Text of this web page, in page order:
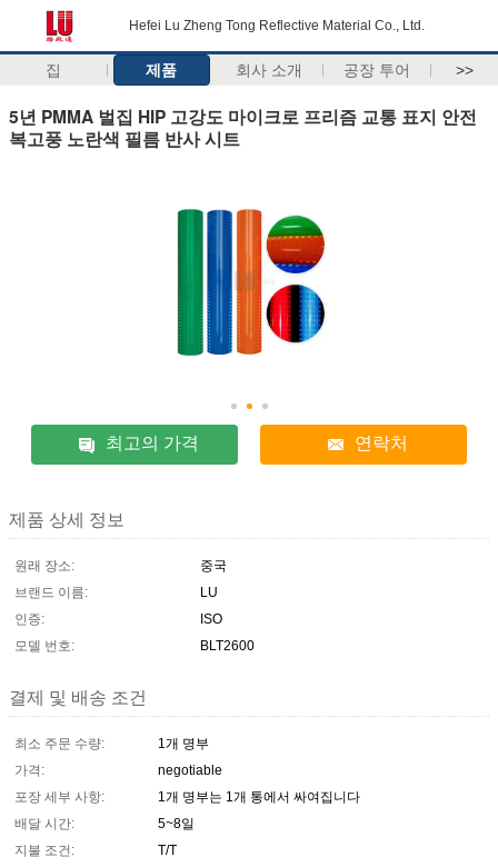
Hefei Lu Zheng Tong Reflective Material Co., Ltd.
집 제품 회사 소개 공장 투어 >>
5년 PMMA 벌집 HIP 고강도 마이크로 프리즘 교통 표지 안전
복고풍 노란색 필름 반사 시트
최고의 가격 연락처
제품 상세 정보
원래 장소:
중국
브랜드 이름:
LU
인증:
ISO
모델 번호:
BLT2600
결제 및 배송 조건
최소 주문 수량:
1개 명부
가격:
negotiable
포장 세부 사항:
1개 명부는 1개 통에서 싸여집니다
배달 시간:
5~8일
지불 조건:
T/T